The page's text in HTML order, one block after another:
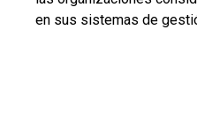
en sus sistemas de